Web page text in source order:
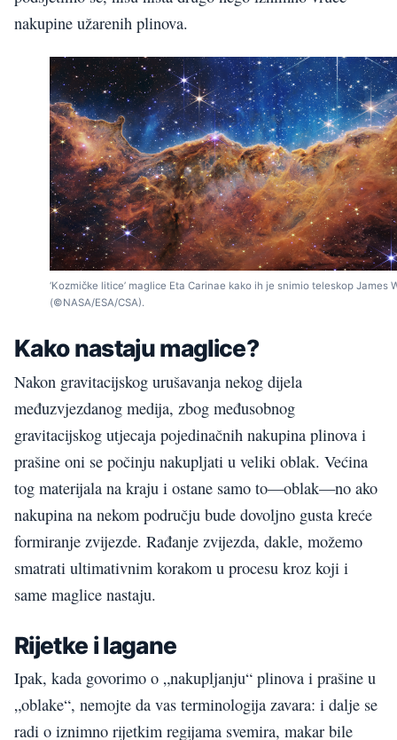
nakupine užarenih plinova.
‘Kozmičke litice’ maglice Eta Carinae kako ih je snimio teleskop James
(©NASA/ESA/CSA).
Kako nastaju maglice?
Nakon gravitacijskog urušavanja nekog dijela
međuzvjezdanog medija, zbog međusobnog
gravitacijskog utjecaja pojedinačnih nakupina plinova i
prašine oni se počinju nakupljati u veliki oblak. Većina
tog materijala na kraju i ostane samo to—oblak—no ako
nakupina na nekom području bude dovoljno gusta kreće
formiranje zvijezde. Rađanje zvijezda, dakle, možemo
smatrati ultimativnim korakom u procesu kroz koji i
same maglice nastaju.
Rijetke i lagane
Ipak, kada govorimo o „nakupljanju“ plinova i prašine u
„oblake“, nemojte da vas terminologija zavara: i dalje se
radi o iznimno rijetkim regijama svemira, makar bile